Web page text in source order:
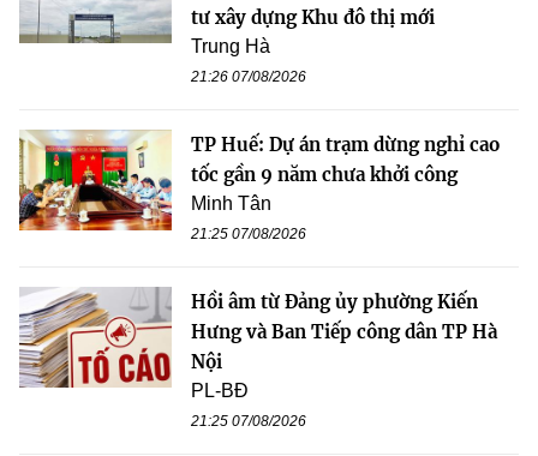
tư xây dựng Khu đô thị mới
Trung Hà
21:26 07/08/2026
TP Huế: Dự án trạm dừng nghỉ cao
tốc gần 9 năm chưa khởi công
Minh Tân
21:25 07/08/2026
Hồi âm từ Đảng ủy phường Kiến
Hưng và Ban Tiếp công dân TP Hà
Nội
PL-BĐ
21:25 07/08/2026